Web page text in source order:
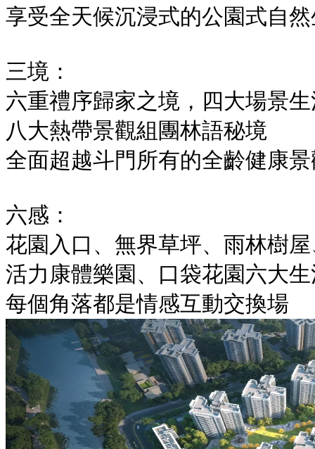
享受全天候沉浸式的公園式自
三境：
六重禮序歸家之境，四大場景
八大熱帶景觀組團林語秘境
全面超越斗門所有的全齡健康
六感：
花園入口、無界草坪、雨林樹
活力康體樂園、口袋花園六大
每個角落都是情感互動交換場